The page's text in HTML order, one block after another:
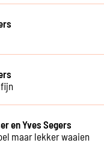
fijn
en Yves Segers
maar lekker waaien